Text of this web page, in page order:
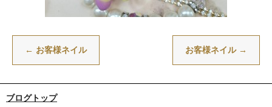
← お客様ネイル お客様ネイル →
ブログトップ